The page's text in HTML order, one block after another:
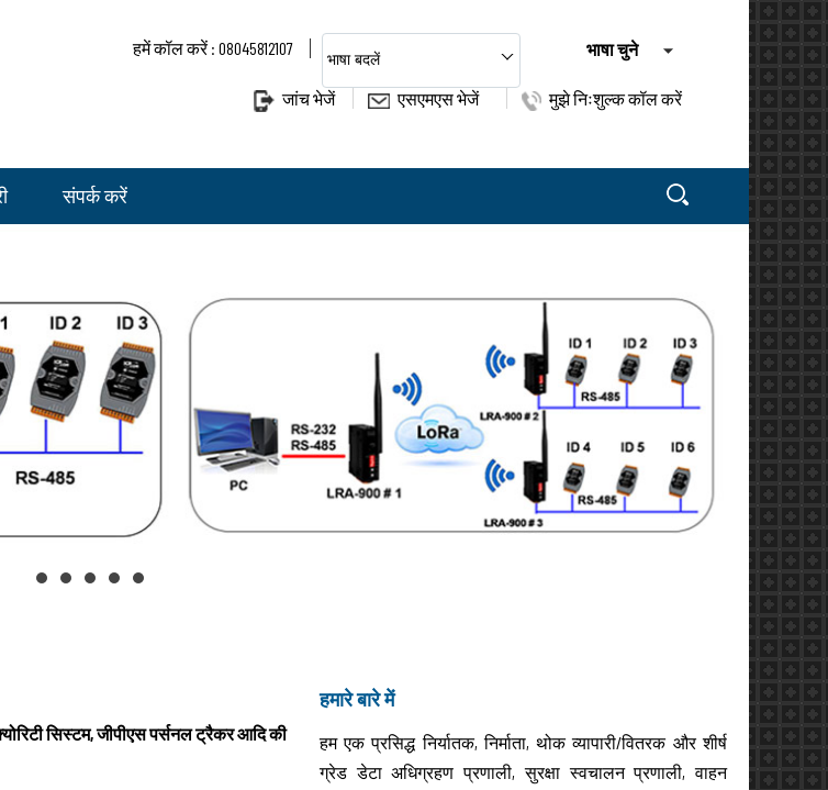
भाषा बदलें
भाषा चुने
हमें कॉल करें : 08045812107
जांच भेजें एसएमएस भेजें मुझे निःशुल्क कॉल करें
संपर्क करें
हमारे बारे में
हम एक प्रसिद्ध निर्यातक, निर्माता, थोक व्यापारी/वितरक और शीर्ष
ग्रेड डेटा अधिग्रहण प्रणाली, सुरक्षा स्वचालन प्रणाली, वाहन
सिस्टम, जीपीएस पर्सनल ट्रैकर आदि की